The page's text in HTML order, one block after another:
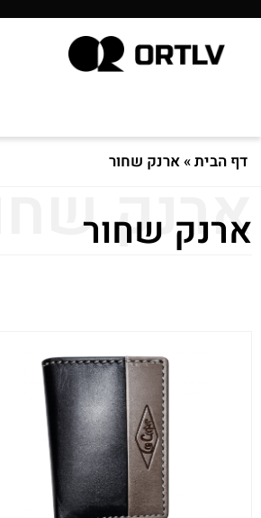
דף הבית»ארנק שחור
ארנק שחור
ארנק שחור